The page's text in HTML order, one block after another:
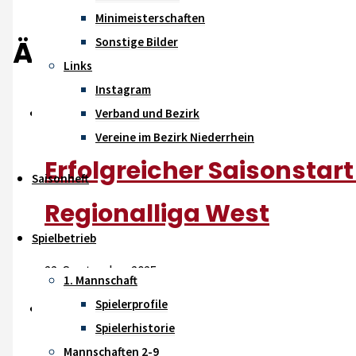
Minimeisterschaften
Sonstige Bilder
Links
Instagram
Verband und Bezirk
Vereine im Bezirk Niederrhein
Saisonheft
Spielbetrieb
1. Mannschaft
Spielerprofile
Spielerhistorie
Mannschaften 2-9
Ähnliche Beiträge
Erfolgreicher
Regionalliga West
22. September 2025